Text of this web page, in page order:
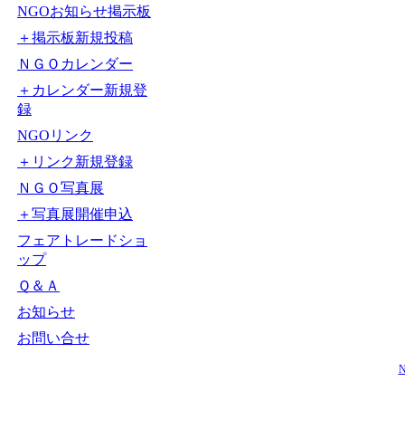
NGOお知らせ掲示板
＋掲示板新規投稿
ＮＧＯカレンダー
＋カレンダー新規登
録
NGOリンク
＋リンク新規登録
ＮＧＯ写真展
＋写真展開催申込
フェアトレードショ
ップ
Ｑ＆Ａ
お知らせ
お問い合せ